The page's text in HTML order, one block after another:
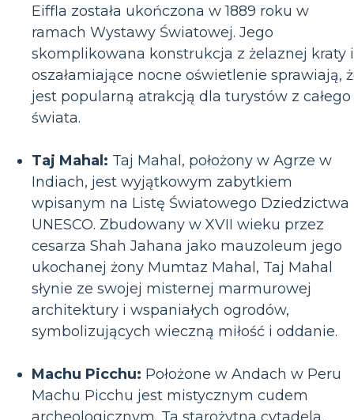
Eiffla została ukończona w 1889 roku w
ramach Wystawy Światowej. Jego
skomplikowana konstrukcja z żelaznej kraty i
oszałamiające nocne oświetlenie sprawiają,
jest popularną atrakcją dla turystów z całego
świata.
Taj Mahal: Taj Mahal, położony w Agrze w
Indiach, jest wyjątkowym zabytkiem
wpisanym na Listę Światowego Dziedzictwa
UNESCO. Zbudowany w XVII wieku przez
cesarza Shah Jahana jako mauzoleum jego
ukochanej żony Mumtaz Mahal, Taj Mahal
słynie ze swojej misternej marmurowej
architektury i wspaniałych ogrodów,
symbolizujących wieczną miłość i oddanie.
Machu Picchu: Położone w Andach w Peru
Machu Picchu jest mistycznym cudem